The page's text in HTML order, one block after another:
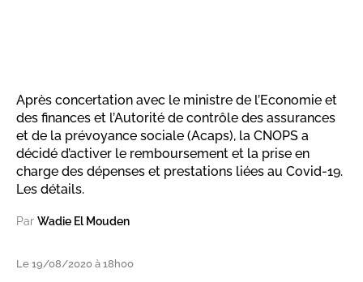
Après concertation avec le ministre de l’Economie et
des finances et l’Autorité de contrôle des assurances
et de la prévoyance sociale (Acaps), la CNOPS a
décidé d’activer le remboursement et la prise en
charge des dépenses et prestations liées au Covid-19.
Les détails.
Par Wadie El Mouden
Le 19/08/2020 à 18h00